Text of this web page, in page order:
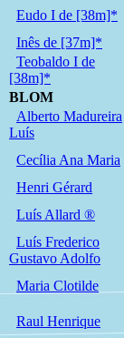
Eudo I de [38m]*
Inês de [37m]*
Teobaldo I de
[38m]*
BLOM
Alberto Madureira
Luís
Cecília Ana Maria
Henri Gérard
Luís Allard ®
Luís Frederico
Gustavo Adolfo
Maria Clotilde
Raul Henrique